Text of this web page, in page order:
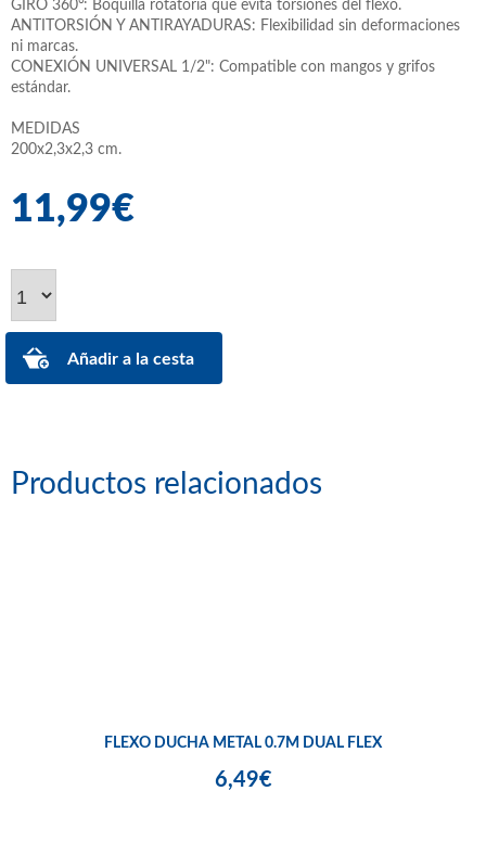
GIRO 360°: Boquilla rotatoria que evita torsiones del flexo.
ANTITORSIÓN Y ANTIRAYADURAS: Flexibilidad sin deformaciones
ni marcas.
CONEXIÓN UNIVERSAL 1/2": Compatible con mangos y grifos
estándar.
MEDIDAS
200x2,3x2,3 cm.
11,99€
Productos relacionados
FLEXO DUCHA METAL 0.7M DUAL FLEX
6,49€